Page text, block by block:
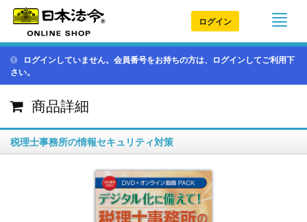
ログイン
ログインしていません。会員番号をお持ちの方は、ログインしてご利用下
さい。
商品詳細
税理士事務所の情報セキュリティ対策